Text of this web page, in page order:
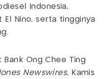
Indonesia,
Nino, serta tingginya
Ong Chee Ting
Newswires, Kamis